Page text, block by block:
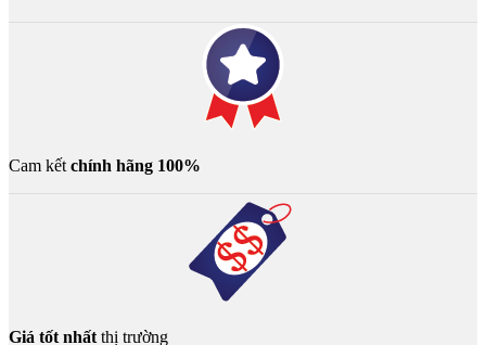
Cam kết chính hãng 100%
Giá tốt nhất thị trường